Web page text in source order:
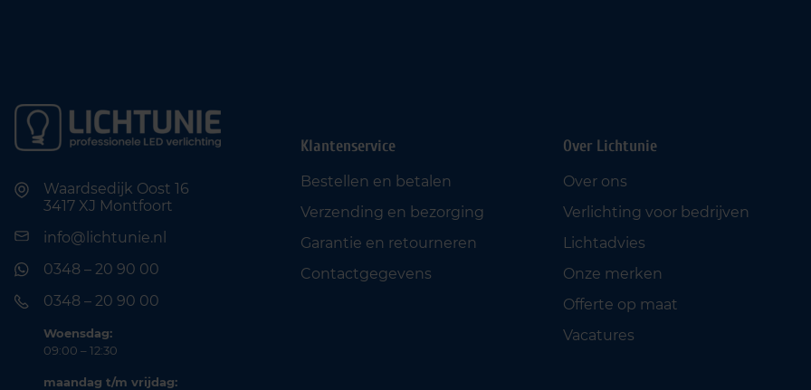
Waardsedijk Oost 16
3417 XJ Montfoort
info@lichtunie.nl
0348 – 20 90 00
0348 – 20 90 00
Woensdag:
09:00 – 12:30
maandag t/m vrijdag:
Klantenservice
Bestellen en betalen
Verzending en bezorging
Garantie en retourneren
Contactgegevens
Over Lichtunie
Over ons
Verlichting voor bedrijven
Lichtadvies
Onze merken
Offerte op maat
Vacatures